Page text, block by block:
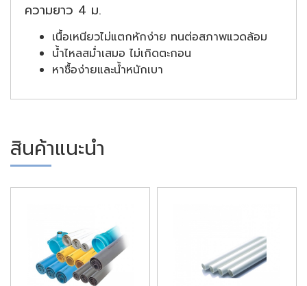
ความยาว 4 ม.
เนื้อเหนียวไม่แตกหักง่าย ทนต่อสภาพแวดล้อม
น้ำไหลสม่ำเสมอ ไม่เกิดตะกอน
หาซื้อง่ายและน้ำหนักเบา
สินค้าแนะนำ